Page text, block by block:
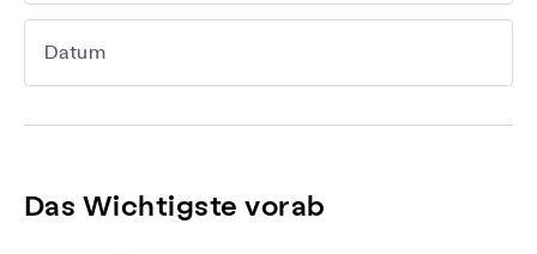
Datum
Das Wichtigste vorab